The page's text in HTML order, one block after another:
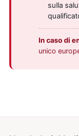
sulla
In caso di
unico